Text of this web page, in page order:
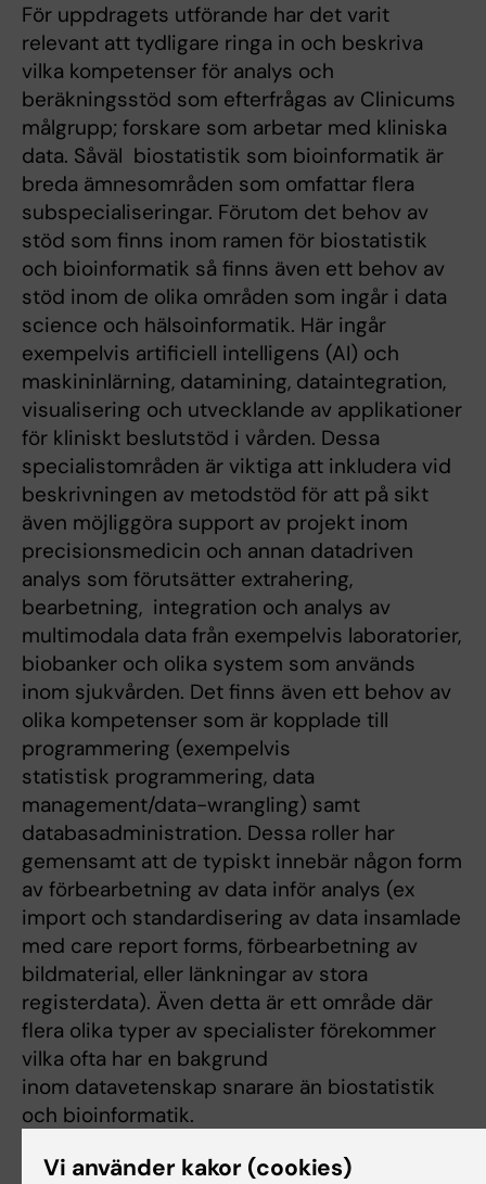
För uppdragets utförande har det varit
relevant att tydligare ringa in och beskriva
vilka kompetenser för analys och
beräkningsstöd som efterfrågas av Clinicums
målgrupp; forskare som arbetar med kliniska
data. Såväl biostatistik som bioinformatik är
breda ämnesområden som omfattar flera
subspecialiseringar. Förutom det behov av
stöd som finns inom ramen för biostatistik
och bioinformatik så finns även ett behov av
stöd inom de olika områden som ingår i data
science och hälsoinformatik. Här ingår
exempelvis artificiell intelligens (AI) och
maskininlärning, datamining, dataintegration,
visualisering och utvecklande av applikationer
för kliniskt beslutstöd i vården. Dessa
specialistområden är viktiga att inkludera vid
beskrivningen av metodstöd för att på sikt
även möjliggöra support av projekt inom
precisionsmedicin och annan datadriven
analys som förutsätter extrahering,
bearbetning, integration och analys av
multimodala data från exempelvis laboratorier,
biobanker och olika system som används
inom sjukvården. Det finns även ett behov av
olika kompetenser som är kopplade till
programmering (exempelvis
statistisk programmering, data
management/data-wrangling) samt
databasadministration. Dessa roller har
gemensamt att de typiskt innebär någon form
av förbearbetning av data inför analys (ex
import och standardisering av data insamlade
med care report forms, förbearbetning av
bildmaterial, eller länkningar av stora
registerdata). Även detta är ett område där
flera olika typer av specialister förekommer
vilka ofta har en bakgrund
inom datavetenskap snarare än biostatistik
och bioinformatik.
Vi använder kakor (cookies)